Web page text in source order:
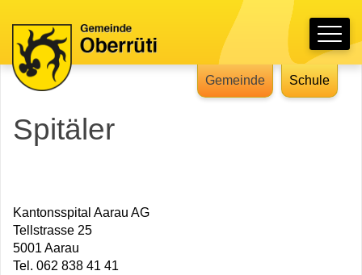
Navigieren in Oberrüti
Gemeinde Schule
Spitäler
Kantonsspital Aarau AG
Tellstrasse 25
5001 Aarau
Tel. 062 838 41 41